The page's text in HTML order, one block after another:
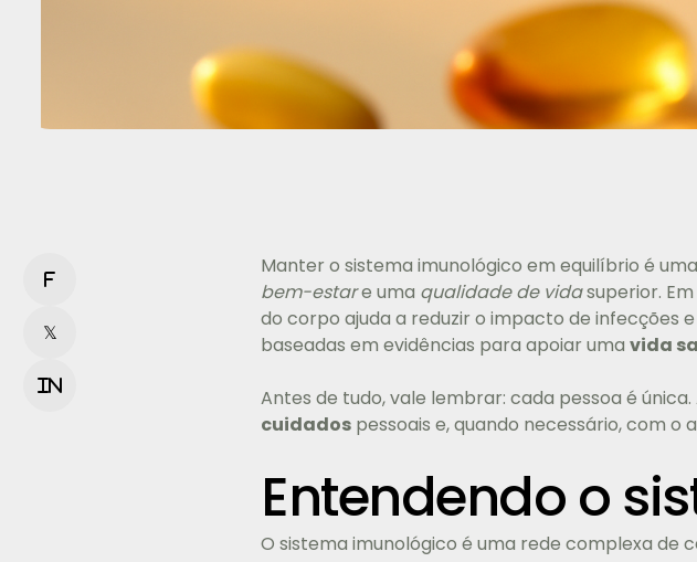
f
𝕏
in
Manter o sistema imunológico em equilíbrio é
bem-estare uma qualidade de vidasuperior.
do corpo ajuda a reduzir o impacto de infecções
baseadas em evidências para apoiar uma vida
Antes de tudo, vale lembrar: cada pessoa é
cuidados pessoais e, quando necessário, com
Entendendo o
O sistema imunológico é uma rede complexa de